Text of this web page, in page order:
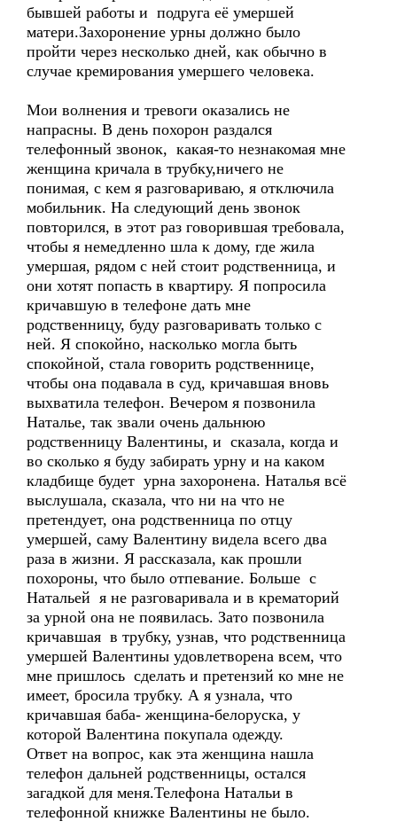
бывшей работы и подруга её умершей
матери.Захоронение урны должно было
пройти через несколько дней, как обычно в
случае кремирования умершего человека.
Мои волнения и тревоги оказались не
напрасны. В день похорон раздался
телефонный звонок, какая-то незнакомая мне
женщина кричала в трубку,ничего не
понимая, с кем я разговариваю, я отключила
мобильник. На следующий день звонок
повторился, в этот раз говорившая требовала,
чтобы я немедленно шла к дому, где жила
умершая, рядом с ней стоит родственница, и
они хотят попасть в квартиру. Я попросила
кричавшую в телефоне дать мне
родственницу, буду разговаривать только с
ней. Я спокойно, насколько могла быть
спокойной, стала говорить родственнице,
чтобы она подавала в суд, кричавшая вновь
выхватила телефон. Вечером я позвонила
Наталье, так звали очень дальнюю
родственницу Валентины, и сказала, когда и
во сколько я буду забирать урну и на каком
кладбище будет урна захоронена. Наталья всё
выслушала, сказала, что ни на что не
претендует, она родственница по отцу
умершей, саму Валентину видела всего два
раза в жизни. Я рассказала, как прошли
похороны, что было отпевание. Больше с
Натальей я не разговаривала и в крематорий
за урной она не появилась. Зато позвонила
кричавшая в трубку, узнав, что родственница
умершей Валентины удовлетворена всем, что
мне пришлось сделать и претензий ко мне не
имеет, бросила трубку. А я узнала, что
кричавшая баба- женщина-белоруска, у
которой Валентина покупала одежду.
Ответ на вопрос, как эта женщина нашла
телефон дальней родственницы, остался
загадкой для меня.Телефона Натальи в
телефонной книжке Валентины не было.